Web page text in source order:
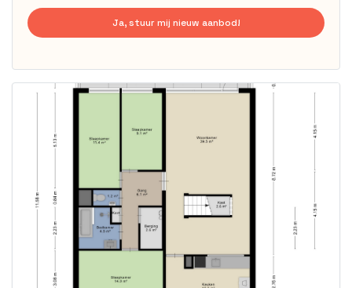
Ja, stuur mij nieuw aanbod!
al verhuurd
Om kans te
reageren.
Stekkies helpt